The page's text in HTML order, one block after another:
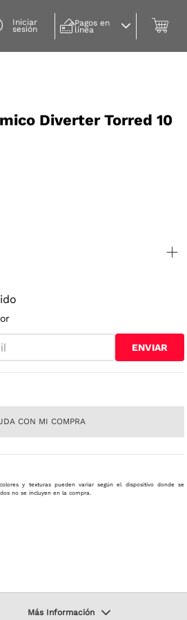
Iniciar
sesión
Pagos en
línea
Diverter Torred 10
ENVIAR
CON MI COMPRA
y texturas pueden variar según el dispositivo donde se
no se incluyen en la compra.